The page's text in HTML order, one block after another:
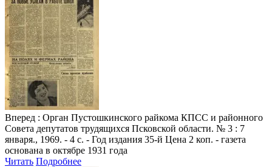
Вперед : Орган Пустошкинского райкома КПСС и районного
Совета депутатов трудящихся Псковской области. № 3 : 7
января., 1969. - 4 с. - Год издания 35-й Цена 2 коп. - газета
основана в октябре 1931 года
Читать Подробнее